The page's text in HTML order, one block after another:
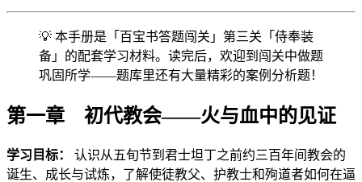
💡 本手册是「百宝书答题闯关」第三关「侍奉装
备」的配套学习材料。读完后，欢迎到闯关中做题
巩固所学——题库里还有大量精彩的案例分析题！
第一章 初代教会——火与血中的见证
学习目标：
认识从五旬节到君士坦丁之前约三百年间教会的
诞生、成长与试炼，了解使徒教父、护教士和殉道者如何在逼